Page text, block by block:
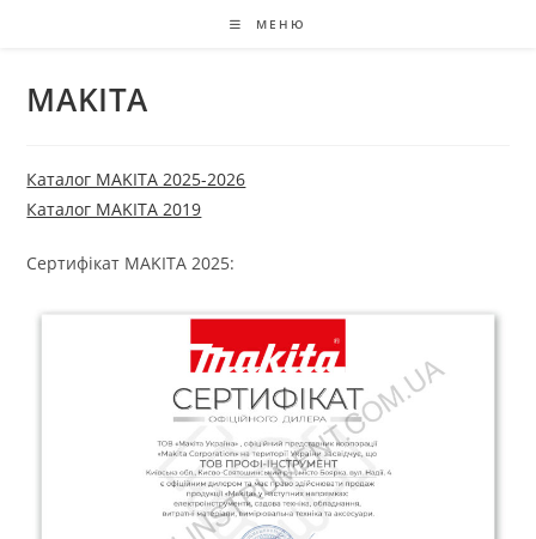
МЕНЮ
MAKITA
Каталог MAKITA 2025-2026
Каталог MAKITA 2019
Сертифікат MAKITA 2025: